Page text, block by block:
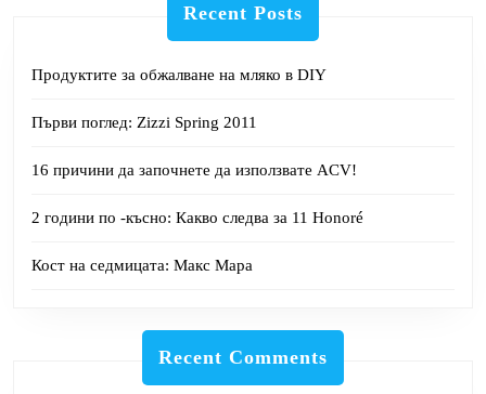
Recent Posts
Продуктите за обжалване на мляко в DIY
Първи поглед: Zizzi Spring 2011
16 причини да започнете да използвате ACV!
2 години по -късно: Какво следва за 11 Honoré
Кост на седмицата: Макс Мара
Recent Comments